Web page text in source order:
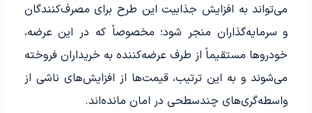
می‌تواند به افزایش جذابیت این طرح برای مصرف‌کنندگان
و سرمایه‌گذاران منجر شود؛ مخصوصاً که در این عرضه،
خودروها مستقیماً از طرف عرضه‌کننده به خریداران فروخته
می‌شوند و به این ترتیب، قیمت‌ها از افزایش‌های ناشی از
واسطه‌گری‌های چندسطحی در امان مانده‌اند.